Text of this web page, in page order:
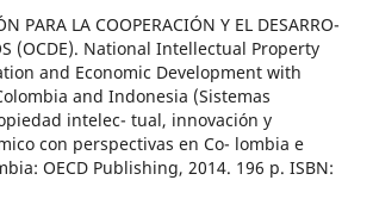
PARA LA COOPERACIÓN Y EL DESARRO-
(OCDE). National Intellectual Property
and Economic Development with
and Indonesia (Sistemas
intelec- tual, innovación y
con perspectivas en Co- lombia e
OECD Publishing, 2014. 196 p. ISBN: